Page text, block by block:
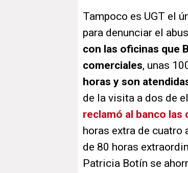
Tampoco es UGT el
para denunciar el
con las oficinas que
comerciales, unas
horas y son
de la visita a dos de
reclamó al banco las
horas extra de cuatro
de 80 horas
Patricia Botín se